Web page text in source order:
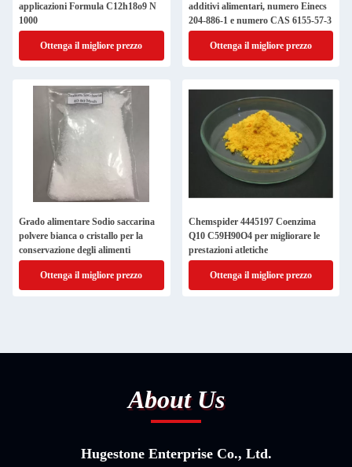
applicazioni Formula C12h18o9 N
1000
Ottenga il migliore prezzo
additivi alimentari, numero Einecs
204-886-1 e numero CAS 6155-57-3
Ottenga il migliore prezzo
Grado alimentare Sodio saccarina
polvere bianca o cristallo per la
conservazione degli alimenti
Ottenga il migliore prezzo
Chemspider 4445197 Coenzima
Q10 C59H90O4 per migliorare le
prestazioni atletiche
Ottenga il migliore prezzo
About Us
Hugestone Enterprise Co., Ltd.